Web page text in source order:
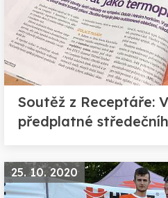
Soutěž z Receptáře:
předplatné
25. 10. 2020